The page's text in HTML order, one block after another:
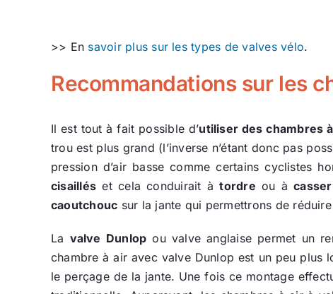
>> En savoir plus sur les types de valves vélo.
Recommandations sur les
Il est tout à fait possible d’utiliser des chambres
trou est plus grand (l’inverse n’étant donc pas
pression d’air basse comme certains cyclistes
cisaillés et cela conduirait àtordre ou à
caoutchouc sur la jante qui permettrons de
La valve Dunlop ou valve anglaise permet un
chambre à air avec valve Dunlop est un peu plus
le perçage de la jante. Une fois ce montage